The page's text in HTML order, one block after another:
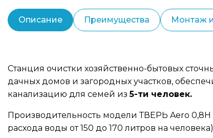
Описание Преимущества Монтаж
Станция очистки хозяйственно-бытовых
дачных домов и загородных участков,
канализацию для семей из5-ти человек.
Производительность модели ТВЕРЬ Aero 0,8Н
расхода воды от 150 до 170 литров на